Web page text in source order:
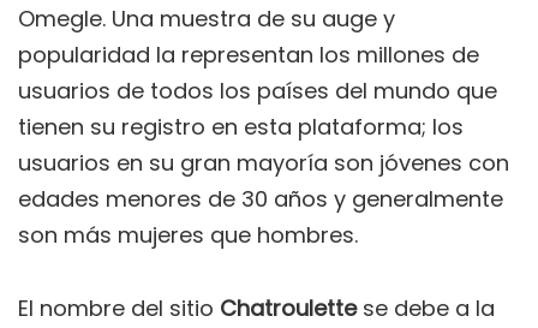
Omegle. Una muestra de su auge y
popularidad la representan los millones de
usuarios de todos los países del mundo que
tienen su registro en esta plataforma; los
usuarios en su gran mayoría son jóvenes con
edades menores de 30 años y generalmente
son más mujeres que hombres.
El nombre del sitio Chatroulettese debe a la